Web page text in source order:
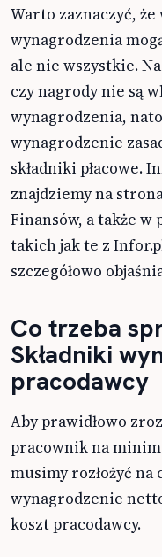
Warto zaznaczyć,
wynagrodzenia
ale nie wszystkie.
czy nagrody nie są
wynagrodzenia,
wynagrodzenie
składniki płacowe.
znajdziemy na
Finansów, a także
takich jak te z
szczegółowo
Co trzeba
Składniki
pracodawcy
Aby prawidłowo
pracownik na
musimy rozłożyć
wynagrodzenie
koszt pracodawcy.